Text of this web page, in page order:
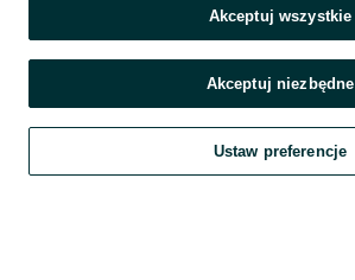
Szukaj Obserwujesz Dodaj
Akceptuj wszystkie
Akceptuj niezbędne
Ustaw preferencje